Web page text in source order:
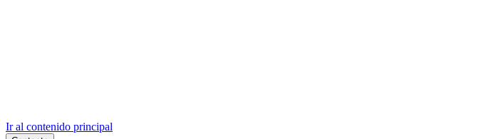
Ir al contenido principal